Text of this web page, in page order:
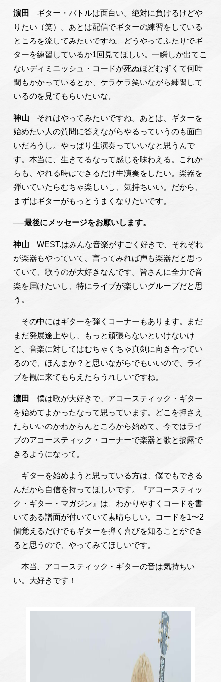
濵田
ギター・バトルは面白い。絶対に負けるけどや
りたい（笑）。あとは配信でギターの練習をしている
ところを流してみたいですね。どうやってふたりでギ
ターを練習しているか1回見てほしい。一瞬しか出てこ
ないディミニッシュ・コードが死ぬほどむずくて何時
間もかかっているとか、ケラケラ笑いながら練習して
いるのを見てもらいたいな。
神山 それはやってみたいですね。あとは、ギターを
始めたい人の質問に答えながらやるっていうのも面白
いだろうし。やっぱり生演奏っていいなと思うんで
す。本当に、生きてるなって感じを味わえる。これか
らも、やれる時はできるだけ生演奏をしたい。楽器を
弾いていたらむちゃ楽しいし、気持ちいい。だから、
まずはギターがもっとうまくなりたいです。
──最後にメッセージをお願いします。
神山WEST.はみんな音楽がすごく好きで、それぞれ
が楽器もやっていて、言ってみれば声も楽器だと思っ
ていて、歌うのが大好きなんです。皆さんに全力で音
楽を届けたいし、特にライブが楽しいグループだと思
う。
その中にはギターを弾くコーナーもあります。まだ
まだ発展途上やし、もっと頑張らないといけないけ
ど、音楽に対してはむちゃくちゃ真剣に向き合ってい
るので、ほんまか？と思いながらでもいいので、ライ
ブを観に来てもらえたらうれしいですね。
濵田
僕は歌が大好きで、アコースティック・ギター
を始めてよかったなって思っています。どこを押さえ
たらいいのかわからんところから始めて、今ではライ
ブのアコースティック・コーナーで楽器と歌と披露で
きるようになって。
ギターを始めようと思っている方は、僕でもできる
んだから自信を持ってほしいです。『アコースティッ
ク・ギター・マガジン』は、わかりやすくコードを書
いてある譜面が付いていて素晴らしい。コードを1〜2
個覚えるだけでもギターを弾く喜びを知ることができ
ると思うので、やってみてほしいです。
本当、アコースティック・ギターの音は気持ちい
い。大好きです！